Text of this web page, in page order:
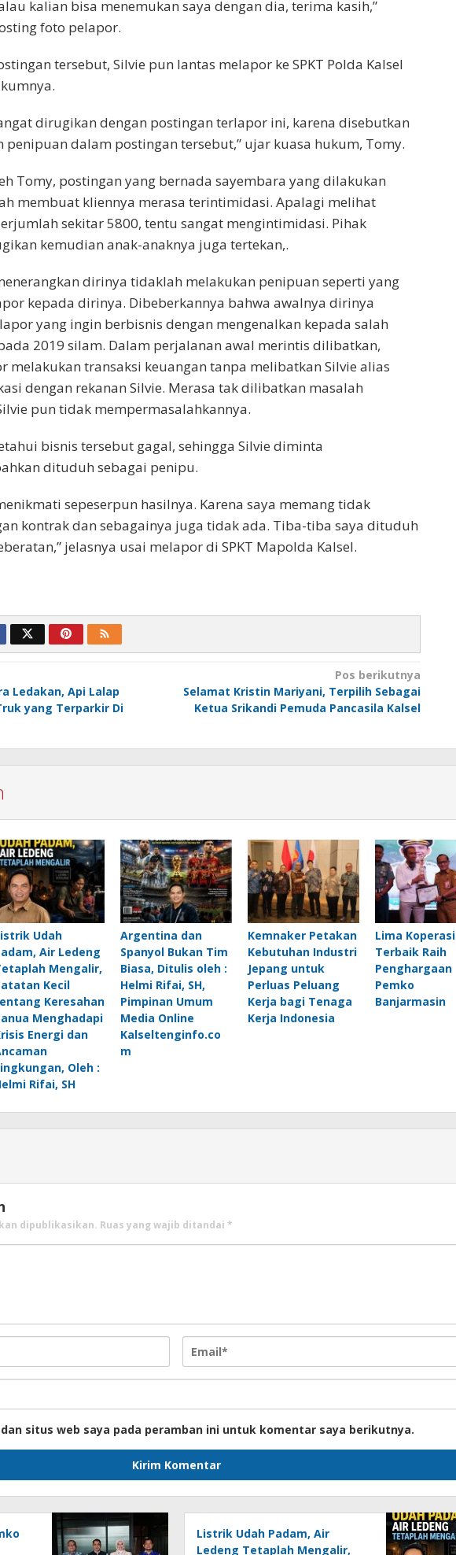
kalian bisa menemukan saya dengan dia, terima kasih,”
foto pelapor.
tersebut, Silvie pun lantas melapor ke SPKT Polda Kalsel
dirugikan dengan postingan terlapor ini, karena disebutkan
penipuan dalam postingan tersebut,” ujar kuasa hukum, Tomy.
Tomy, postingan yang bernada sayembara yang dilakukan
membuat kliennya merasa terintimidasi. Apalagi melihat
sekitar 5800, tentu sangat mengintimidasi. Pihak
kemudian anak-anaknya juga tertekan,.
dirinya tidaklah melakukan penipuan seperti yang
kepada dirinya. Dibeberkannya bahwa awalnya dirinya
yang ingin berbisnis dengan mengenalkan kepada salah
2019 silam. Dalam perjalanan awal merintis dilibatkan,
melakukan transaksi keuangan tanpa melibatkan Silvie alias
dengan rekanan Silvie. Merasa tak dilibatkan masalah
pun tidak mempermasalahkannya.
bisnis tersebut gagal, sehingga Silvie diminta
dituduh sebagai penipu.
sepeserpun hasilnya. Karena saya memang tidak
kontrak dan sebagainya juga tidak ada. Tiba-tiba saya dituduh
jelasnya usai melapor di SPKT Mapolda Kalsel.
Ledakan, Api Lalap
yang Terparkir Di
Pos berikutnya
Selamat Kristin Mariyani, Terpilih Sebagai
Ketua Srikandi Pemuda Pancasila Kalsel
Udah
Air Ledeng
Mengalir,
Kecil
Keresahan
Menghadapi
Energi dan
Oleh :
Rifai, SH
Argentina dan
Spanyol Bukan Tim
Biasa, Ditulis oleh :
Helmi Rifai, SH,
Pimpinan Umum
Media Online
Kalseltenginfo.co
m
Kemnaker Petakan
Kebutuhan Industri
Jepang untuk
Perluas Peluang
Kerja bagi Tenaga
Kerja Indonesia
Lima Koperasi
Terbaik Raih
Penghargaan
Pemko
Banjarmasin
dipublikasikan. Ruas yang wajib ditandai *
situs web saya pada peramban ini untuk komentar saya berikutnya.
Listrik Udah Padam, Air
Ledeng Tetaplah Mengalir,